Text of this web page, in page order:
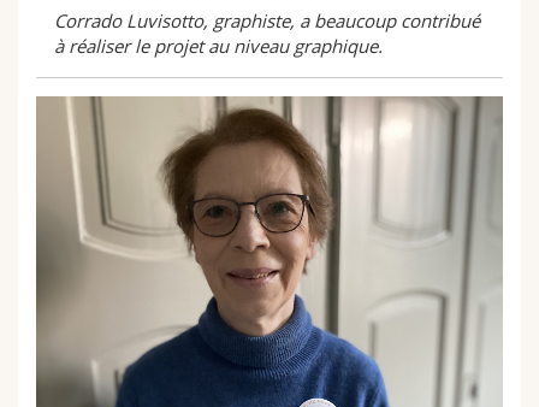
Corrado Luvisotto, graphiste, a beaucoup contribué
à réaliser le projet au niveau graphique.